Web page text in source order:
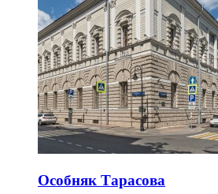
Особняк Тарасова